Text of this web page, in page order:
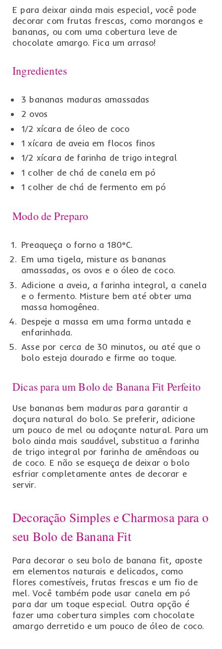
E para deixar ainda mais especial, você pode
decorar com frutas frescas, como morangos e
bananas, ou com uma cobertura leve de
chocolate amargo. Fica um arraso!
Ingredientes
3 bananas maduras amassadas
2 ovos
1/2 xícara de óleo de coco
1 xícara de aveia em flocos finos
1/2 xícara de farinha de trigo integral
1 colher de chá de canela em pó
1 colher de chá de fermento em pó
Modo de Preparo
Preaqueça o forno a 180°C.
Em uma tigela, misture as bananas
amassadas, os ovos e o óleo de coco.
Adicione a aveia, a farinha integral, a canela
e o fermento. Misture bem até obter uma
massa homogênea.
Despeje a massa em uma forma untada e
enfarinhada.
Asse por cerca de 30 minutos, ou até que o
bolo esteja dourado e firme ao toque.
Dicas para um Bolo de Banana Fit Perfeito
Use bananas bem maduras para garantir a
doçura natural do bolo. Se preferir, adicione
um pouco de mel ou adoçante natural. Para um
bolo ainda mais saudável, substitua a farinha
de trigo integral por farinha de amêndoas ou
de coco. E não se esqueça de deixar o bolo
esfriar completamente antes de decorar e
servir.
Decoração Simples e Charmosa para o
seu Bolo de Banana Fit
Para decorar o seu bolo de banana fit, aposte
em elementos naturais e delicados, como
flores comestíveis, frutas frescas e um fio de
mel. Você também pode usar canela em pó
para dar um toque especial. Outra opção é
fazer uma cobertura simples com chocolate
amargo derretido e um pouco de óleo de coco.